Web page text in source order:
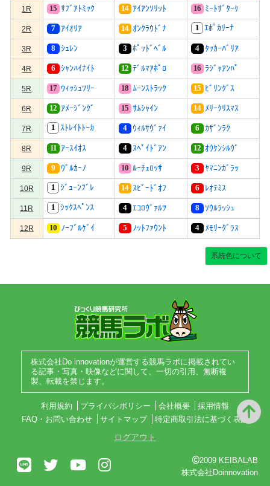
1R 15 ｻﾌﾞｱﾄﾐｯｸ 14 ｱｲｱﾝｿﾘｯﾄ 16 ﾐｰﾄｻﾞﾀｰｹ
2R 7 ｱｲｵﾘｱ 14 ｵﾝｸﾗｳﾄﾞﾅ 1 ｴﾎﾟｶﾘｰﾅ
3R 8 ｼｭﾚﾝ 3 ﾎﾟｯﾄﾞﾍﾞﾙ 4 ﾀｯｶｰﾊﾞﾘｱ
4R 6 ｼｬﾝﾊｲﾅｲﾄ 12 ﾃﾞﾙﾏｱﾎﾟﾛ 16 ﾗｼﾞｬｱﾝﾊﾟ
5R 17 ｳｨｯｼｭﾂﾘｰ 18 ﾑｰﾝｽﾄﾗｯｸ 15 ﾋﾞﾘﾝｸﾞｽ
6R 12 ｱﾒｰｼﾞﾝｸﾞ 15 ｻﾑｼｬｲﾝ 14 ﾒﾘｰｸﾘｽﾏｽ
7R 1 ｽﾄﾚｲﾄﾄｰｶ 4 ｳｨﾙｻｳﾞｧｲ 6 ｶｻﾞﾝﾗｸ
8R 11 ｱｰｽｲｵｽ 4 ｽﾍﾟｲﾄﾞｱﾝ 12 ｵｳｹﾝｼﾙｳﾞ
9R 9 ｳﾞﾙｶｰﾉ 10 ﾙｰﾁｪﾛｯｻ 3 ﾔﾏﾆﾝｶﾞﾗｯ
10R 1 ｼﾞｭｰﾝﾌﾞﾚ 14 ｽﾋﾟｰﾄﾞｵﾌ 6 ﾚｵﾃﾐｽ
11R 1 ｼｯｸｽﾍﾟﾝｽ 4 ｴｺﾛｳﾞｧﾙﾂ 8 ｿｳﾙﾗｯｼｭ
12R 10 ﾉｰﾌﾞﾙｹﾞｲ 5 ﾉｯﾄﾌｧｳﾝﾄ 4 ﾒﾓﾘｰｸﾞﾗｽ
系統色について
株式会社Do innovationが運営する競馬ラボに掲載されてい
る記事・写真・映像などに関して、一切の引用、無断複
製、転載を禁じます。
利用規約 プライバシポリシー 会社概要
採用情報
FAQ・お問い合わせ
サイトマップ 特定商取引法に基づく表記
ログアウト
2009 KEIBALAB
株式会社Doinnovation